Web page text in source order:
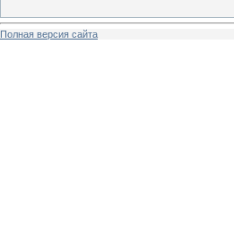
Полная версия сайта